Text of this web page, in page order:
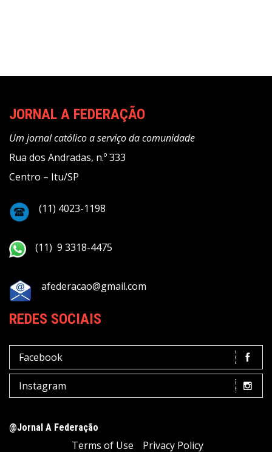
JORNAL A FEDERAÇÃO
Um jornal católico a serviço da comunidade
Rua dos Andradas, n.º 333
Centro – Itu/SP
(11) 4023-1198
(11) 9 3318-4475
afederacao@gmail.com
REDES SOCIAIS
Facebook
Instagram
@Jornal A Federação
Terms of Use
Privacy Policy